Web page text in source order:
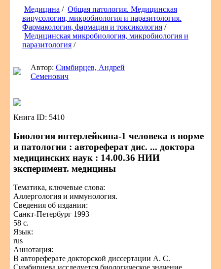
Медицина / Общая патология. Медицинская
вирусология, микробиология и паразитология.
Фармакология, фармация и токсикология /
Медицинская микробиология, микробиология и
паразитология /
Автор: Симбирцев, Андрей
Семенович
Книга ID: 5410
Биология интерлейкина-1 человека в норме
и патологии : автореферат дис. ... доктора
медицинских наук : 14.00.36 НИИ
эксперимент. медицины
Тематика, ключевые слова:
Аллергология и иммунология.
Сведения об издании:
Санкт-Петербург 1993
58 с.
Язык:
rus
Аннотация:
В автореферате докторской диссертации А. С.
Симбирцева исследуется биологическое значение